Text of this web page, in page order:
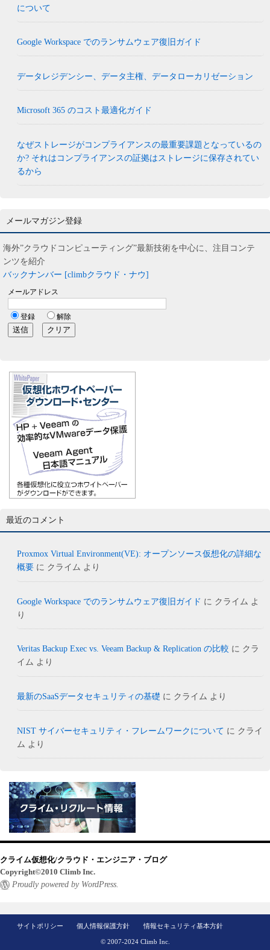
について
Google Workspace でのランサムウェア復旧ガイド
データレジデンシー、データ主権、データローカリゼーション
Microsoft 365 のコスト最適化ガイド
なぜストレージがコンプライアンスの最重要課題となっているの
か? それはコンプライアンスの証拠はストレージに保存されてい
るから
メールマガジン登録
海外”クラウドコンピューティング”最新技術を中心に、注目コンテ
ンツを紹介
バックナンバー [climbクラウド・ナウ]
最近のコメント
Proxmox Virtual Environment(VE): オープンソース仮想化の詳細な
概要 に クライム より
Google Workspace でのランサムウェア復旧ガイド に クライム よ
り
Veritas Backup Exec vs. Veeam Backup & Replication の比較 に クラ
イム より
最新のSaaSデータセキュリティの基礎 に クライム より
NIST サイバーセキュリティ・フレームワークについて に クライ
ム より
クライム仮想化/クラウド・エンジニア・ブログ
Copyright©2010 Climb Inc.
Proudly powered by WordPress.
サイトポリシー 個人情報保護方針 情報セキュリティ基本方針
© 2007-2024 Climb Inc.